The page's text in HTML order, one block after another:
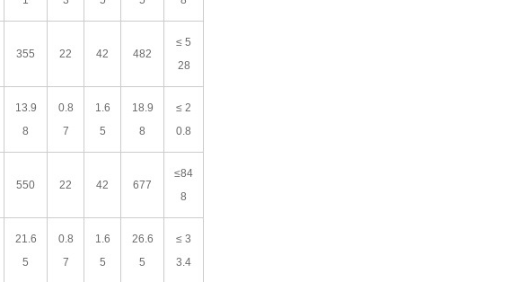
355 22 42 482
≤ 5
28
13.9
8
0.8
7
1.6
5
18.9
8
≤ 2
0.8
550 22 42 677
≤84
8
21.6
5
0.8
7
1.6
5
26.6
5
≤ 3
3.4